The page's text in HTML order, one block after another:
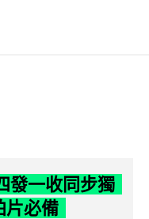
發一收同步獨
片必備